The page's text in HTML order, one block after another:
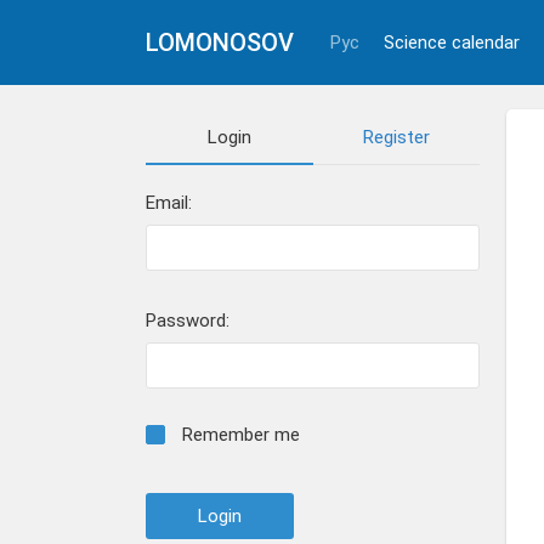
LOMONOSOV Рус Science calendar
Login Register
Email:
Password:
Remember me